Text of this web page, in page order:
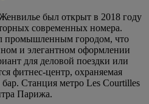
был открыт в 2018 году
современных номера.
промышленным городом, что
и элегантном оформлении
для деловой поездки или
фитнес-центр, охраняемая
Станция метро Les Courtilles
Парижа.